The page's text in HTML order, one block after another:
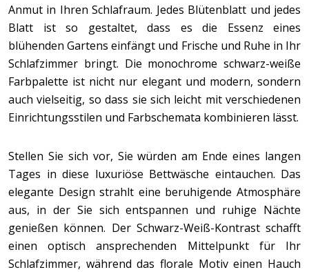
Anmut in Ihren Schlafraum. Jedes Blütenblatt und jedes
Blatt ist so gestaltet, dass es die Essenz eines
blühenden Gartens einfängt und Frische und Ruhe in Ihr
Schlafzimmer bringt. Die monochrome schwarz-weiße
Farbpalette ist nicht nur elegant und modern, sondern
auch vielseitig, so dass sie sich leicht mit verschiedenen
Einrichtungsstilen und Farbschemata kombinieren lässt.
Stellen Sie sich vor, Sie würden am Ende eines langen
Tages in diese luxuriöse Bettwäsche eintauchen. Das
elegante Design strahlt eine beruhigende Atmosphäre
aus, in der Sie sich entspannen und ruhige Nächte
genießen können. Der Schwarz-Weiß-Kontrast schafft
einen optisch ansprechenden Mittelpunkt für Ihr
Schlafzimmer, während das florale Motiv einen Hauch